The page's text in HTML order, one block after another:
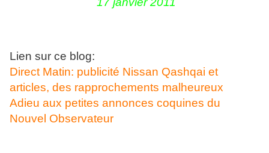
Lien sur ce blog:
Direct Matin: publicité Nissan Qashqai et
articles, des rapprochements malheureux
Adieu aux petites annonces coquines du
Nouvel Observateur